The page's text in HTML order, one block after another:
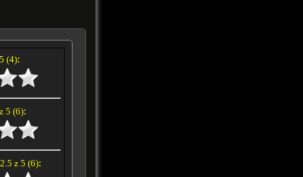
(4):
5 (6):
2.5 z 5 (6):